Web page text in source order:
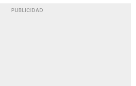
PUBLICIDAD